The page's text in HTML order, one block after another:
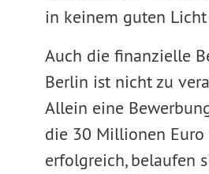
in keinem guten
Auch die finanzielle
Berlin ist nicht zu
Allein eine
die 30 Millionen Euro
erfolgreich, belaufen